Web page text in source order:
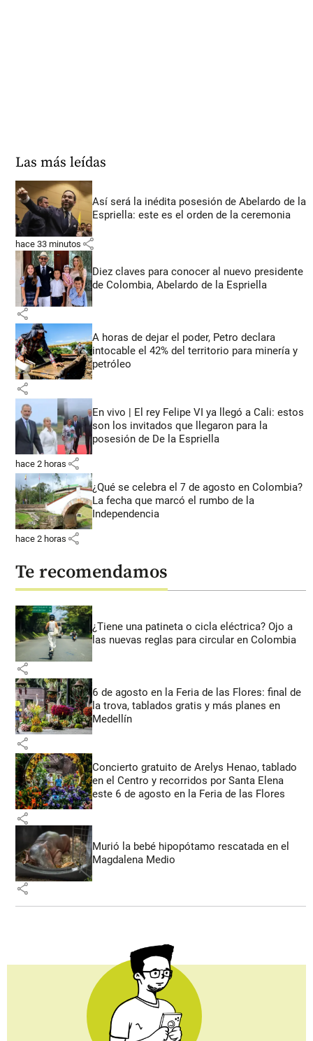
Las más leídas
Así será la inédita posesión de Abelardo de la
Espriella: este es el orden de la ceremonia
hace 33 minutos share
Diez claves para conocer al nuevo presidente
de Colombia, Abelardo de la Espriella
share
A horas de dejar el poder, Petro declara
intocable el 42% del territorio para minería y
petróleo
share
En vivo | El rey Felipe VI ya llegó a Cali: estos
son los invitados que llegaron para la
posesión de De la Espriella
hace 2 horas share
¿Qué se celebra el 7 de agosto en Colombia?
La fecha que marcó el rumbo de la
Independencia
hace 2 horas share
Te recomendamos
¿Tiene una patineta o cicla eléctrica? Ojo a
las nuevas reglas para circular en Colombia
share
6 de agosto en la Feria de las Flores: final de
la trova, tablados gratis y más planes en
Medellín
share
Concierto gratuito de Arelys Henao, tablado
en el Centro y recorridos por Santa Elena
este 6 de agosto en la Feria de las Flores
share
Murió la bebé hipopótamo rescatada en el
Magdalena Medio
share